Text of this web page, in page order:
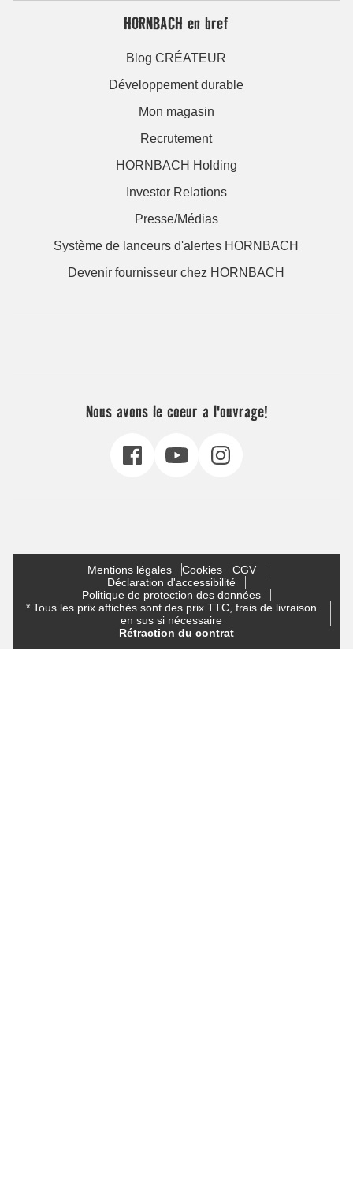
HORNBACH en bref
Blog CRÉATEUR
Développement durable
Mon magasin
Recrutement
HORNBACH Holding
Investor Relations
Presse/Médias
Système de lanceurs d'alertes HORNBACH
Devenir fournisseur chez HORNBACH
Nous avons le coeur a l'ouvrage!
Mentions légales Cookies
CGV
Déclaration d'accessibilité
Politique de protection des données
* Tous les prix affichés sont des prix TTC, frais de livraison
en sus si nécessaire
Rétraction du contrat